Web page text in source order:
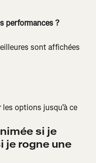
performances ?
sont affichées
options jusqu’à ce
si je
je rogne une